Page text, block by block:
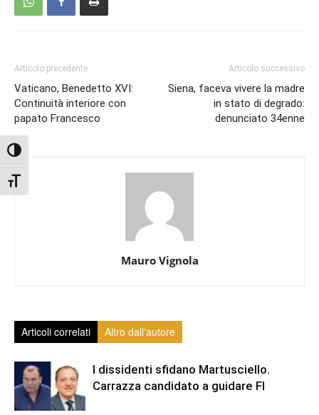
Attiva/disattiva alto contrasto
Attiva/disattiva dimensione testo
Articolo precedente
Vaticano, Benedetto XVI:
Continuità interiore con
papato Francesco
Articolo successivo
Siena, faceva vivere la madre
in stato di degrado:
denunciato 34enne
Mauro Vignola
Articoli correlati Altro dall'autore
I dissidenti sfidano Martusciello.
Carrazza candidato a guidare FI